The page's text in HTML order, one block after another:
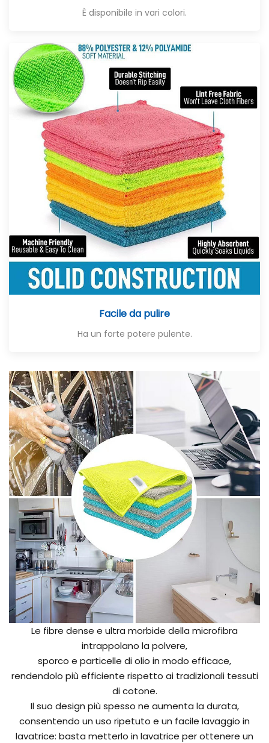
È disponibile in vari colori.
Facile da pulire
Ha un forte potere pulente.
Le fibre dense e ultra morbide della microfibra
intrappolano la polvere,
sporco e particelle di olio in modo efficace,
rendendolo più efficiente rispetto ai tradizionali tessuti
di cotone.
Il suo design più spesso ne aumenta la durata,
consentendo un uso ripetuto e un facile lavaggio in
lavatrice: basta metterlo in lavatrice per ottenere un